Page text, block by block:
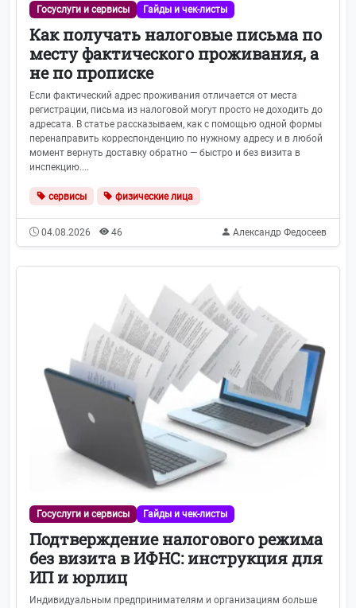
Госуслуги и сервисы Гайды и чек-листы
Как получать налоговые письма по
месту фактического проживания, а
не по прописке
Если фактический адрес проживания отличается от места
регистрации, письма из налоговой могут просто не доходить до
адресата. В статье рассказываем, как с помощью одной формы
перенаправить корреспонденцию по нужному адресу и в любой
момент вернуть доставку обратно — быстро и без визита в
инспекцию....
сервисы физические лица
04.08.2026 46 Александр Федосеев
Госуслуги и сервисы Гайды и чек-листы
Подтверждение налогового режима
без визита в ИФНС: инструкция для
ИП и юрлиц
Индивидуальным предпринимателям и организациям больше